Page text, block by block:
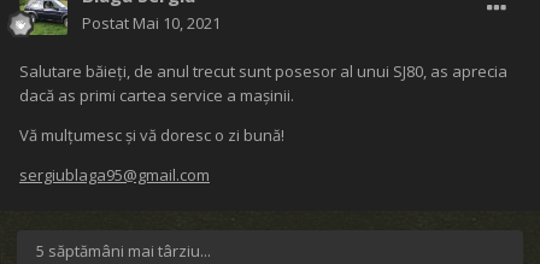
Postat Mai 10, 2021
Salutare băieți, de anul trecut sunt posesor al unui SJ80, as aprecia
dacă as primi cartea service a mașinii.
Vă mulțumesc și vă doresc o zi bună!
sergiublaga95@gmail.com
5 săptămâni mai târziu...